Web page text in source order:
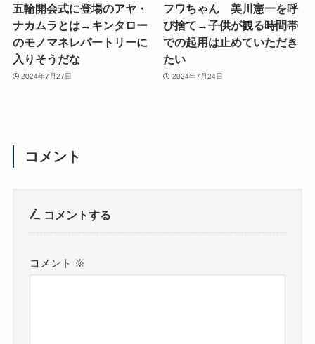
五輪開会式に登場のアヤ・
ナカムラとは→キンタロー
のモノマネレパートリーに
入りそうだな
2024年7月27日
フワちゃん 美川憲一を呼
び捨て→子供が観る時間帯
での起用は止めていただき
たい
2024年7月24日
コメント
コメントする
コメント ※